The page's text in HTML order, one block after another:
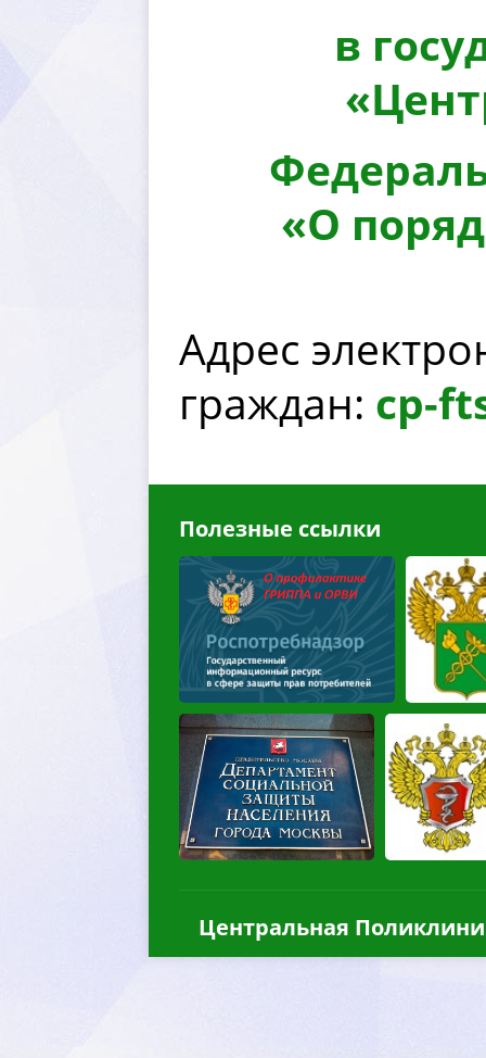
«О
Адрес
раждан: cр-
Полезные ссылки
Центральная